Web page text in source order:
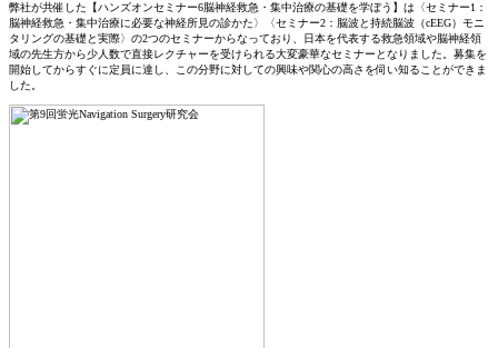
弊社が共催した 【ハンズオンセミナー6脳神経救急・集中治療の基礎を学ぼう】 は 〈セミナー1：
脳神経救急・集中治療に必要な神経所見の診かた〉〈セミナー2：脳波と持続脳波（cEEG）モニ
タリングの基礎と実際〉 の2つのセミナーからなっており、日本を代表する救急領域や脳神経領
域の先生方から少人数で直接レクチャーを受けられる大変豪華なセミナーとなりました。募集を
開始してからすぐに定員に達し、この分野に対しての興味や関心の高さを伺い知ることができま
した。